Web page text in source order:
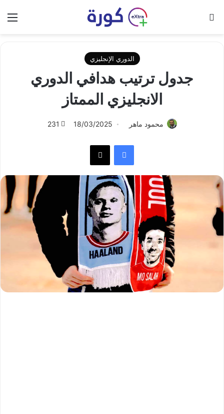
الدوري الإنجليزي
جدول ترتيب هدافي الدوري
الانجليزي الممتاز
محمود ماهر 18/03/2025
231
فيسبوك